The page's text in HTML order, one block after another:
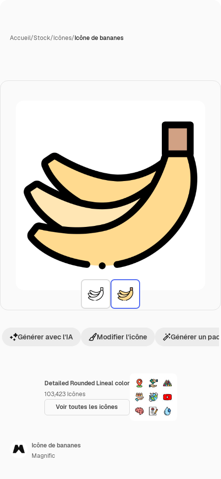
Accueil/Stock/Icônes/Icône de bananes
Detailed Rounded Lineal color
103,423 Icônes
Voir toutes les icônes
Générer avec l’IA Modifier l’icône Générer un
Icône de bananes
Magnific